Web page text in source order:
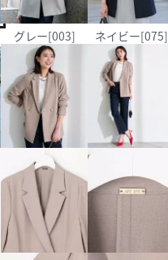
グレー[003] ネイビー[075]